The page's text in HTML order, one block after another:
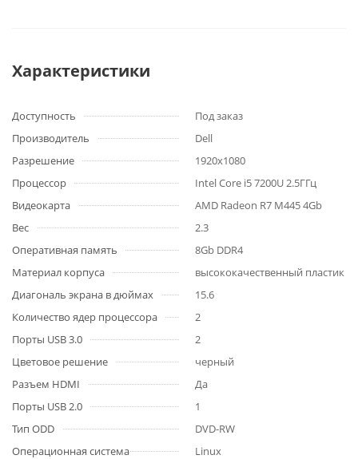
Характеристики
Доступность
Под заказ
Производитель
Dell
Разрешение
1920x1080
Процессор
Intel Core i5 7200U 2.5ГГц
Видеокарта
AMD Radeon R7 M445 4Gb
Вес
2.3
Оперативная память
8Gb DDR4
Материал корпуса
высококачественный пластик
Диагональ экрана в дюймах
15.6
Количество ядер процессора
2
Порты USB 3.0
2
Цветовое решение
черный
Разъем HDMI
Да
Порты USB 2.0
1
Тип ODD
DVD-RW
Операционная система
Linux